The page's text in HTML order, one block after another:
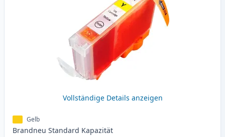
Vollständige Details anzeigen
Gelb
Brandneu Standard Kapazität